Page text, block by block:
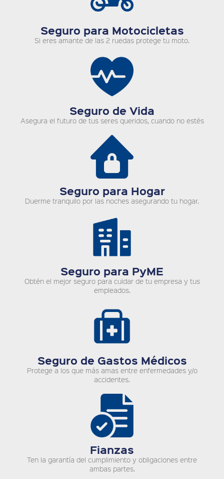
Seguro para Motocicletas
Si eres amante de las 2 ruedas protege tu moto.
Seguro de Vida
Asegura el futuro de tus seres queridos, cuando no estés
Seguro para Hogar
Duerme tranquilo por las noches asegurando tu hogar.
Seguro para PyME
Obtén el mejor seguro para cuidar de tu empresa y tus
empleados.
Seguro de Gastos Médicos
Protege a los que más amas entre enfermedades y/o
accidentes.
Fianzas
Ten la garantía del cumplimiento y obligaciones entre
ambas partes.